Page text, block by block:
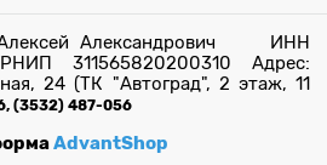
Александрович ИНН
311565820200310 Адрес:
24 (ТК "Автоград", 2 этаж, 11
(3532) 487-056
AdvantShop